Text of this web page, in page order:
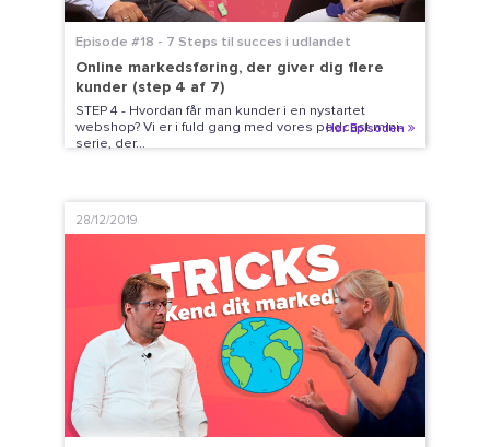
Episode #18 - 7 Steps til succes i udlandet
Online markedsføring, der giver dig flere
kunder (step 4 af 7)
STEP 4 - Hvordan får man kunder i en nystartet
webshop? Vi er i fuld gang med vores podcast mini-
serie, der...
Hør Episoden
28/12/2019